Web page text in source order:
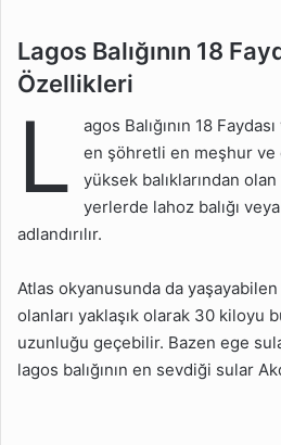
Lagos Balığının 18
Faydası ve Özellikleri
Lagos Balığı Nasıl
Pişirilmelidir?
Lagos Balığının Faydaları
Lagos Balığı Nasıl
Yakalanır?
Lagos Balığı Kaç Kaloridir?
Lagos Balığının 18
Özellikleri
L
agos Balığının 18
en şöhretli en meşhur
yüksek balıklarından olan
yerlerde lahoz balığı
adlandırılır.
Atlas okyanusunda da yaşayabilen
olanları yaklaşık olarak 30 kiloyu
uzunluğu geçebilir. Bazen ege
lagos balığının en sevdiği sular